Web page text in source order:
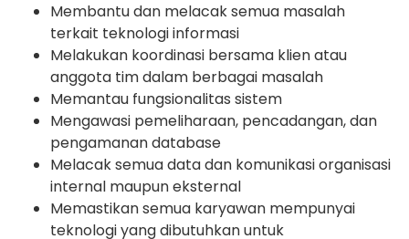
Membantu dan melacak semua masalah
terkait teknologi informasi
Melakukan koordinasi bersama klien atau
anggota tim dalam berbagai masalah
Memantau fungsionalitas sistem
Mengawasi pemeliharaan, pencadangan, dan
pengamanan database
Melacak semua data dan komunikasi organisasi
internal maupun eksternal
Memastikan semua karyawan mempunyai
teknologi yang dibutuhkan untuk